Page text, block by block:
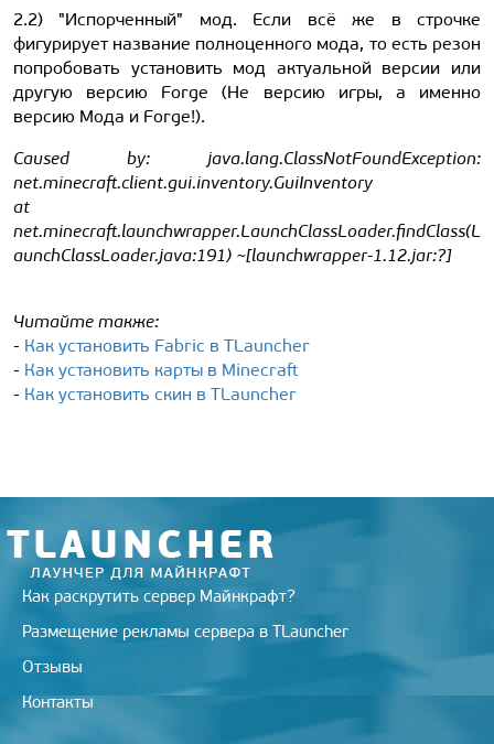
2.2) "Испорченный" мод. Если всё же в строчке
фигурирует название полноценного мода, то есть резон
попробовать установить мод актуальной версии или
другую версию Forge (Не версию игры, а именно
версию Мода и Forge!).
Caused by: java.lang.ClassNotFoundException:
net.minecraft.client.gui.inventory.GuiInventory
at
net.minecraft.launchwrapper.LaunchClassLoader.findClass(L
aunchClassLoader.java:191) ~[launchwrapper-1.12.jar:?]
Читайте также:
- Как установить Fabric в TLauncher
- Как установить карты в Minecraft
- Как установить скин в TLauncher
Как раскрутить сервер Майнкрафт?
Размещение рекламы сервера в TLauncher
Отзывы
Контакты